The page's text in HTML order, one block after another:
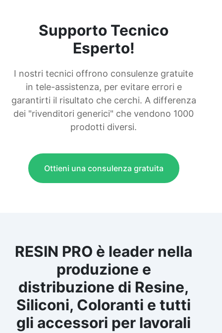
Supporto Tecnico
Esperto!
I nostri tecnici offrono consulenze gratuite
in tele-assistenza, per evitare errori e
garantirti il risultato che cerchi. A differenza
dei "rivenditori generici" che vendono 1000
prodotti diversi.
Ottieni una consulenza gratuita
RESIN PRO è leader nella
produzione e
distribuzione di Resine,
Siliconi, Coloranti e tutti
gli accessori per lavorali